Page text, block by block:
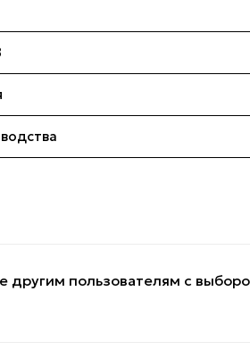
другим пользователям с